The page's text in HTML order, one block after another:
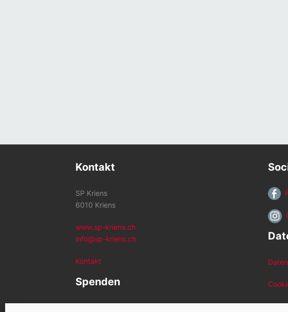
Kontakt
SP Kriens
6010 Kriens
www.sp-kriens.ch
info@sp-kriens.ch
Kontakt
Spenden